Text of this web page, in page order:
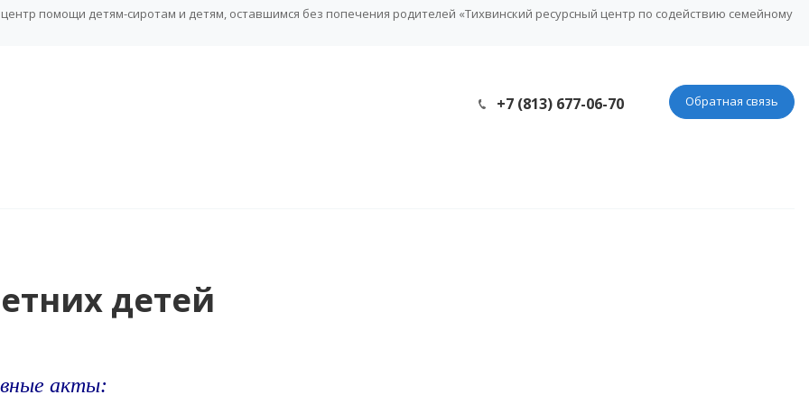
помощи детям-сиротам и детям, оставшимся без попечения родителей «Тихвинский ресурсный центр по содействию семейному
Обратная связь
+7 (813) 677-06-70
детей
акты: